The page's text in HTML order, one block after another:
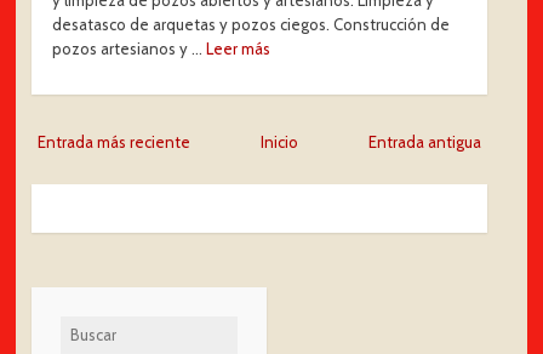
desatasco de arquetas y pozos ciegos. Construcción de
pozos artesianos y … Leer más
Entrada más reciente Entrada antigua
Inicio
Buscar